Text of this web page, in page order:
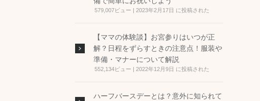
579,007ビュー | 2023年2月17日 に投稿された
【ママの体験談】お宮参りはいつが正
解？日程をずらすときの注意点！服装や
準備・マナーについて解説
552,134ビュー | 2022年12月9日 に投稿された
ハーフバースデーとは？意外に知られて